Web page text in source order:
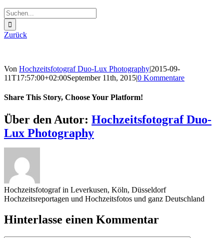
Suche
nach:
Zurück
Von Hochzeitsfotograf Duo-Lux Photography|2015-09-
11T17:57:00+02:00September 11th, 2015|0 Kommentare
Share This Story, Choose Your Platform!
Sharing_facebook
Sharing_twitter
Sharing_reddit
Über den Autor: Hochzeitsfotograf Duo-
Lux Photography
Hochzeitsfotograf in Leverkusen, Köln, Düsseldorf
Hochzeitsreportagen und Hochzeitsfotos und ganz Deutschland
Hinterlasse einen Kommentar